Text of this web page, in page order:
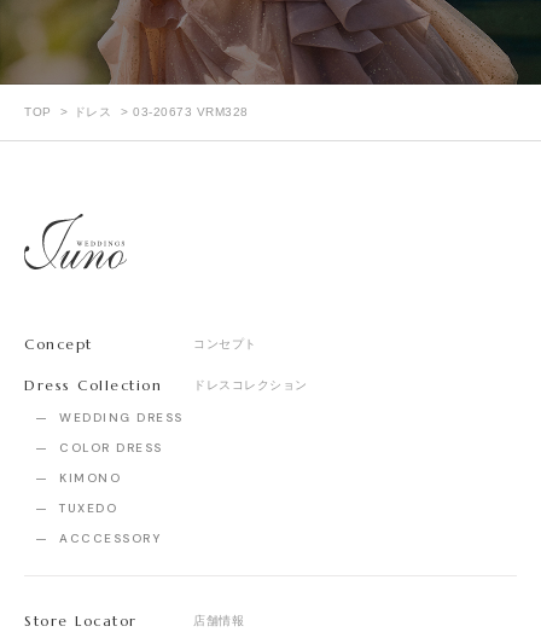
TOP ドレス 03-20673 VRM328
Concept コンセプト
Dress Collection ドレスコレクション
WEDDING DRESS
COLOR DRESS
KIMONO
TUXEDO
ACCCESSORY
Store Locator 店舗情報